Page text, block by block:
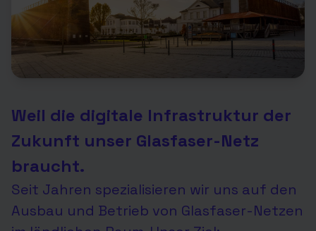
Weil die digitale Infrastruktur der
Zukunft unser Glasfaser-Netz
braucht.
Seit Jahren spezialisieren wir uns auf den
Ausbau und Betrieb von Glasfaser-Netzen